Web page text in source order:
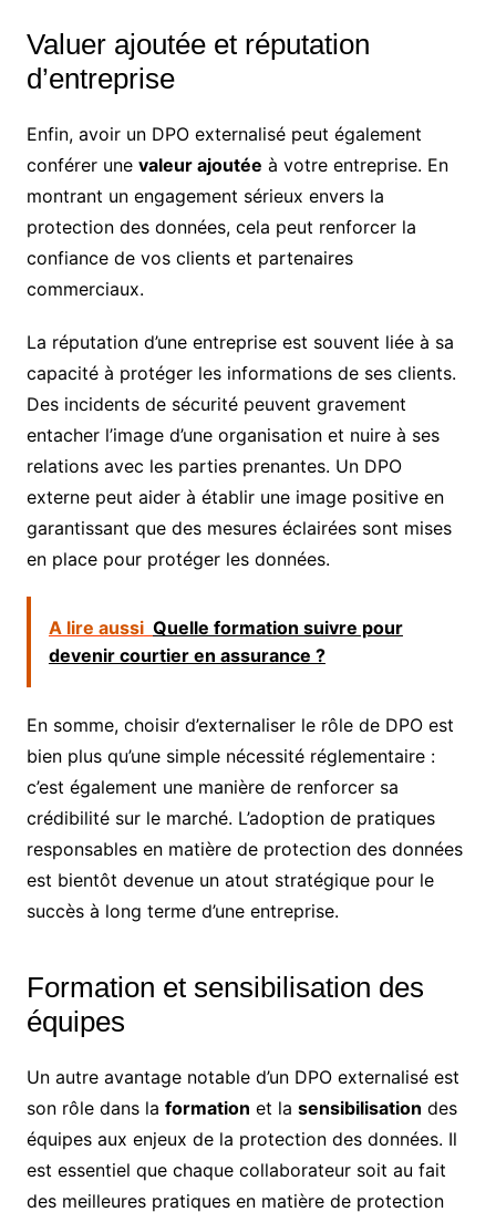
Valuer ajoutée et réputation
d’entreprise
Enfin, avoir un DPO externalisé peut également
conférer une valeur ajoutée à votre entreprise. En
montrant un engagement sérieux envers la
protection des données, cela peut renforcer la
confiance de vos clients et partenaires
commerciaux.
La réputation d’une entreprise est souvent liée à sa
capacité à protéger les informations de ses clients.
Des incidents de sécurité peuvent gravement
entacher l’image d’une organisation et nuire à ses
relations avec les parties prenantes. Un DPO
externe peut aider à établir une image positive en
garantissant que des mesures éclairées sont mises
en place pour protéger les données.
A lire aussi Quelle formation suivre pour
devenir courtier en assurance ?
En somme, choisir d’externaliser le rôle de DPO est
bien plus qu’une simple nécessité réglementaire :
c’est également une manière de renforcer sa
crédibilité sur le marché. L’adoption de pratiques
responsables en matière de protection des données
est bientôt devenue un atout stratégique pour le
succès à long terme d’une entreprise.
Formation et sensibilisation des
équipes
Un autre avantage notable d’un DPO externalisé est
son rôle dans la formation et la sensibilisation des
équipes aux enjeux de la protection des données. Il
est essentiel que chaque collaborateur soit au fait
des meilleures pratiques en matière de protection